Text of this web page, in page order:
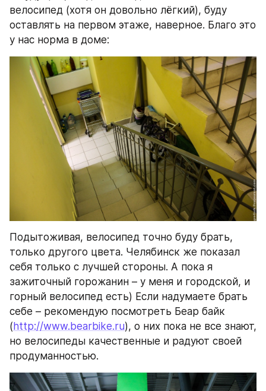
велосипед (хотя он довольно лёгкий), буду
оставлять на первом этаже, наверное. Благо это
у нас норма в доме:
Подытоживая, велосипед точно буду брать,
только другого цвета. Челябинск же показал
себя только с лучшей стороны. А пока я
зажиточный горожанин – у меня и городской, и
горный велосипед есть) Если надумаете брать
себе – рекомендую посмотреть Беар байк
( http://www.bearbike.ru), о них пока не все знают,
но велосипеды качественные и радуют своей
продуманностью.